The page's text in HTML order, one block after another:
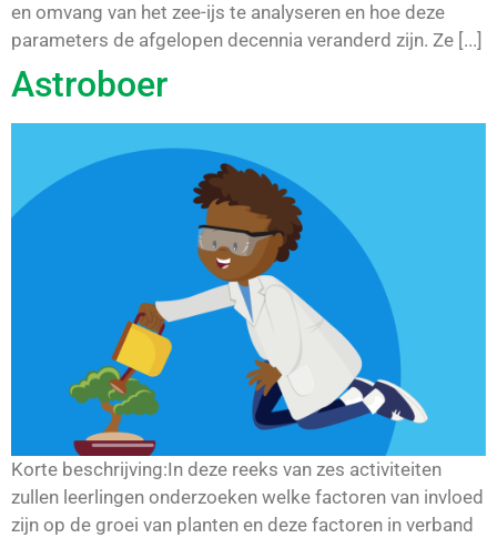
en omvang van het zee-ijs te analyseren en hoe deze
parameters de afgelopen decennia veranderd zijn. Ze [...]
Astroboer
Korte beschrijving:In deze reeks van zes activiteiten
zullen leerlingen onderzoeken welke factoren van invloed
zijn op de groei van planten en deze factoren in verband